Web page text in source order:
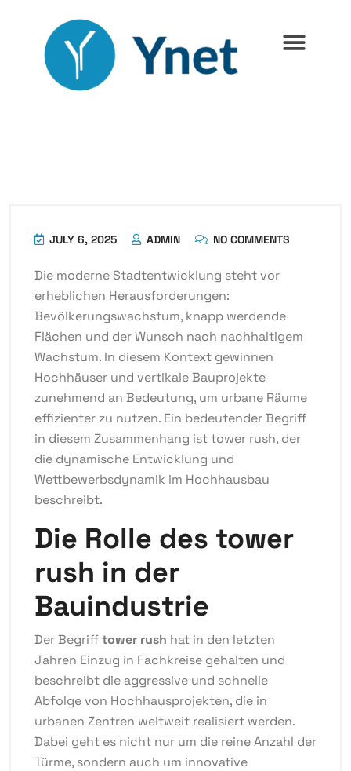
JULY 6, 2025 ADMIN NO COMMENTS
Die moderne Stadtentwicklung steht vor
erheblichen Herausforderungen:
Bevölkerungswachstum, knapp werdende
Flächen und der Wunsch nach nachhaltigem
Wachstum. In diesem Kontext gewinnen
Hochhäuser und vertikale Bauprojekte
zunehmend an Bedeutung, um urbane Räume
effizienter zu nutzen. Ein bedeutender Begriff
in diesem Zusammenhang isttower rush, der
die dynamische Entwicklung und
Wettbewerbsdynamik im Hochhausbau
beschreibt.
Die Rolle des tower
rush in der
Bauindustrie
Der Begrifftower rush hat in den letzten
Jahren Einzug in Fachkreise gehalten und
beschreibt die aggressive und schnelle
Abfolge von Hochhausprojekten, die in
urbanen Zentren weltweit realisiert werden.
Dabei geht es nicht nur um die reine Anzahl der
Türme, sondern auch um innovative